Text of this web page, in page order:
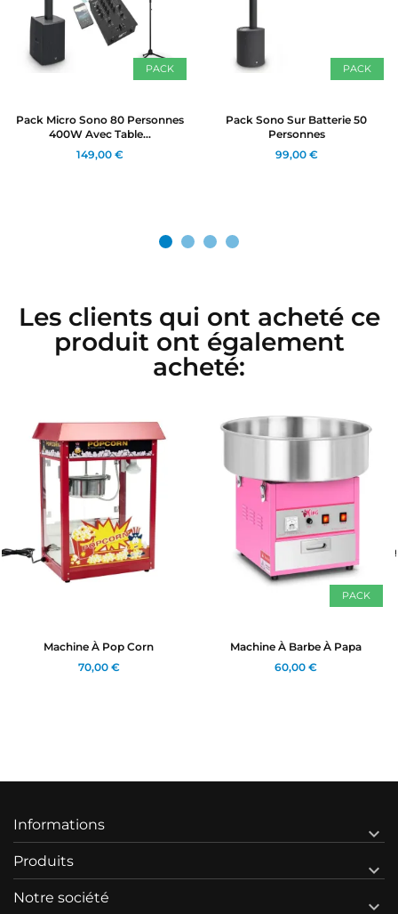
PACK
Pack Micro Sono 80 Personnes
400W Avec Table...
149,00 €
PACK
Pack Sono Sur Batterie 50
Personnes
99,00 €
Les clients qui ont acheté ce
produit ont également
acheté:
Machine À Pop Corn
70,00 €
PACK
Machine À Barbe À Papa
60,00 €
Informations 
Produits 
Notre société 